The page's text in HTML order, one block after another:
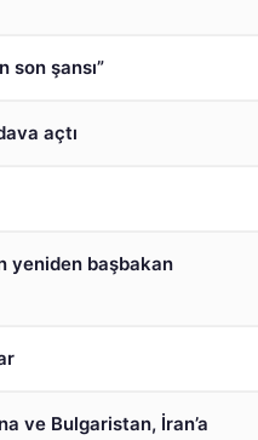
son şansı”
açtı
yeniden başbakan
ve Bulgaristan, İran’a